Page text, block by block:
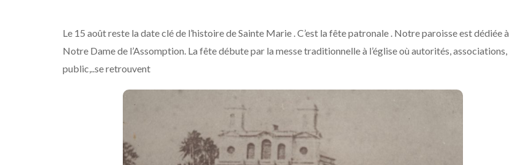
Le 15 août reste la date clé de l’histoire de Sainte Marie . C’est la fête patronale . Notre paroisse est dédiée à
Notre Dame de l’Assomption. La fête débute par la messe traditionnelle à l’église où autorités, associations,
public,..se retrouvent